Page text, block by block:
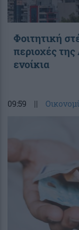
Φοιτητική
περιοχές της
ενοίκια
09:59 ||